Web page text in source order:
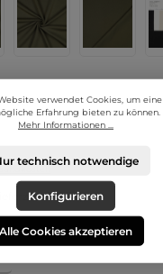
3-5 Tage
verwendet Cookies, um eine
Erfahrung bieten zu können.
Mehr Informationen ...
technisch notwendige
Konfigurieren
Alle Cookies akzeptieren